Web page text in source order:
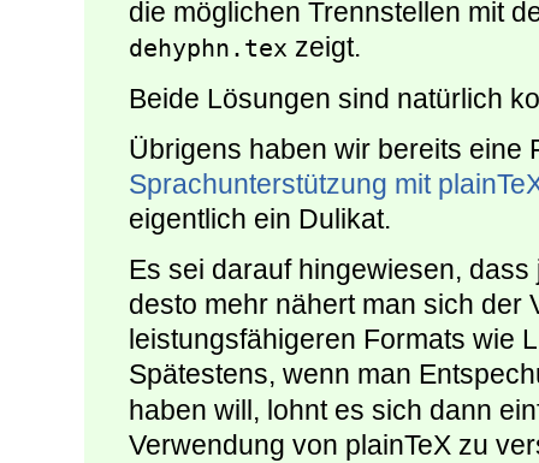
die möglichen Trennstellen mit
dehyphn.tex zeigt.
Beide Lösungen sind natürlich
Übrigens haben wir bereits eine
Sprachunterstützung mit
eigentlich ein Dulikat.
Es sei darauf hingewiesen,
desto mehr nähert man sich der
leistungsfähigeren Formats wie
Spätestens, wenn man
haben will, lohnt es sich dann
Verwendung von plainTeX zu